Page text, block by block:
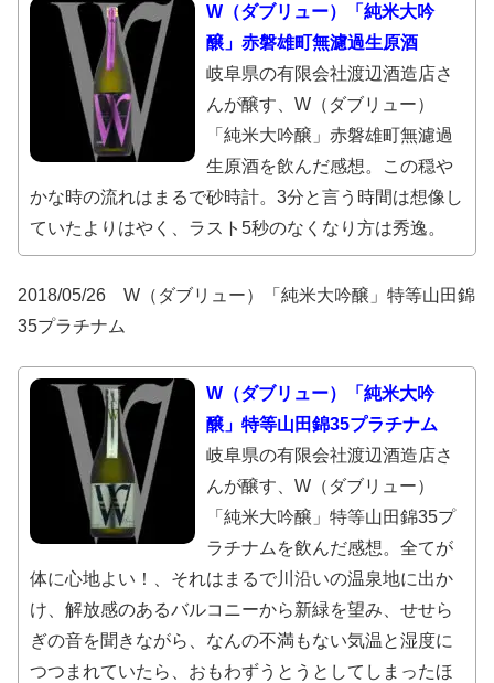
W（ダブリュー）「純米大吟
醸」赤磐雄町無濾過生原酒
岐阜県の有限会社渡辺酒造店さ
んが醸す、W（ダブリュー）
「純米大吟醸」赤磐雄町無濾過
生原酒を飲んだ感想。この穏や
かな時の流れはまるで砂時計。3分と言う時間は想像し
ていたよりはやく、ラスト5秒のなくなり方は秀逸。
2018/05/26 W（ダブリュー）「純米大吟醸」特等山田錦
35プラチナム
W（ダブリュー）「純米大吟
醸」特等山田錦35プラチナム
岐阜県の有限会社渡辺酒造店さ
んが醸す、W（ダブリュー）
「純米大吟醸」特等山田錦35プ
ラチナムを飲んだ感想。全てが
体に心地よい！、それはまるで川沿いの温泉地に出か
け、解放感のあるバルコニーから新緑を望み、せせら
ぎの音を聞きながら、なんの不満もない気温と湿度に
つつまれていたら、おもわずうとうとしてしまったほ